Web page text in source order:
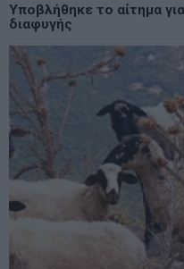
Υποβλήθηκε το αίτημα
διαφυγής